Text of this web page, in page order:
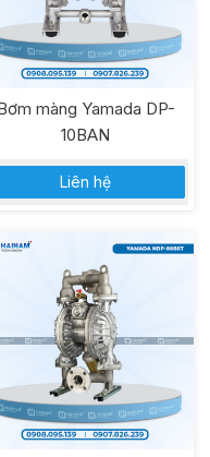
màng Yamada DP-
10BAN
Liên hệ